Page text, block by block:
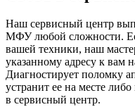
Наш сервисный центр
МФУ любой сложности.
вашей техники, наш
указанному адресу к
Диагностирует поломку
устранит ее на месте
в сервисный центр.